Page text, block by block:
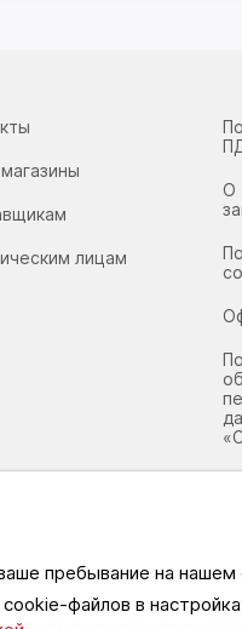
лицам
О
ресурсе применяются
пребывание на
файлов в